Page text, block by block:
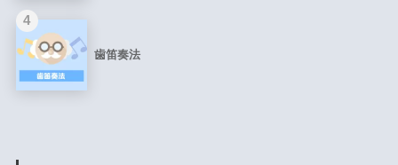
4
歯笛奏法